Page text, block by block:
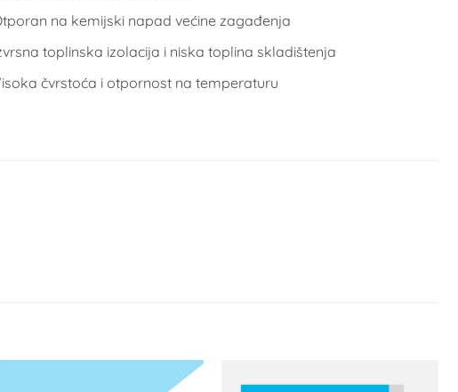
na kemijski napad većine zagađenja
toplinska izolacija i niska toplina skladištenja
čvrstoća i otpornost na temperaturu